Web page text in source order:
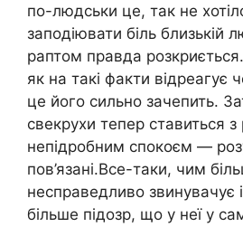
по-людськи це, так не
заподіювати біль близькій
раптом правда
як на такі факти відреагує
це його сильно зачепить.
свекрухи тепер ставиться з
непідробним спокоєм —
пов’язані.Все-таки, чим
несправедливо звинувачує
більше підозр, що у неї у